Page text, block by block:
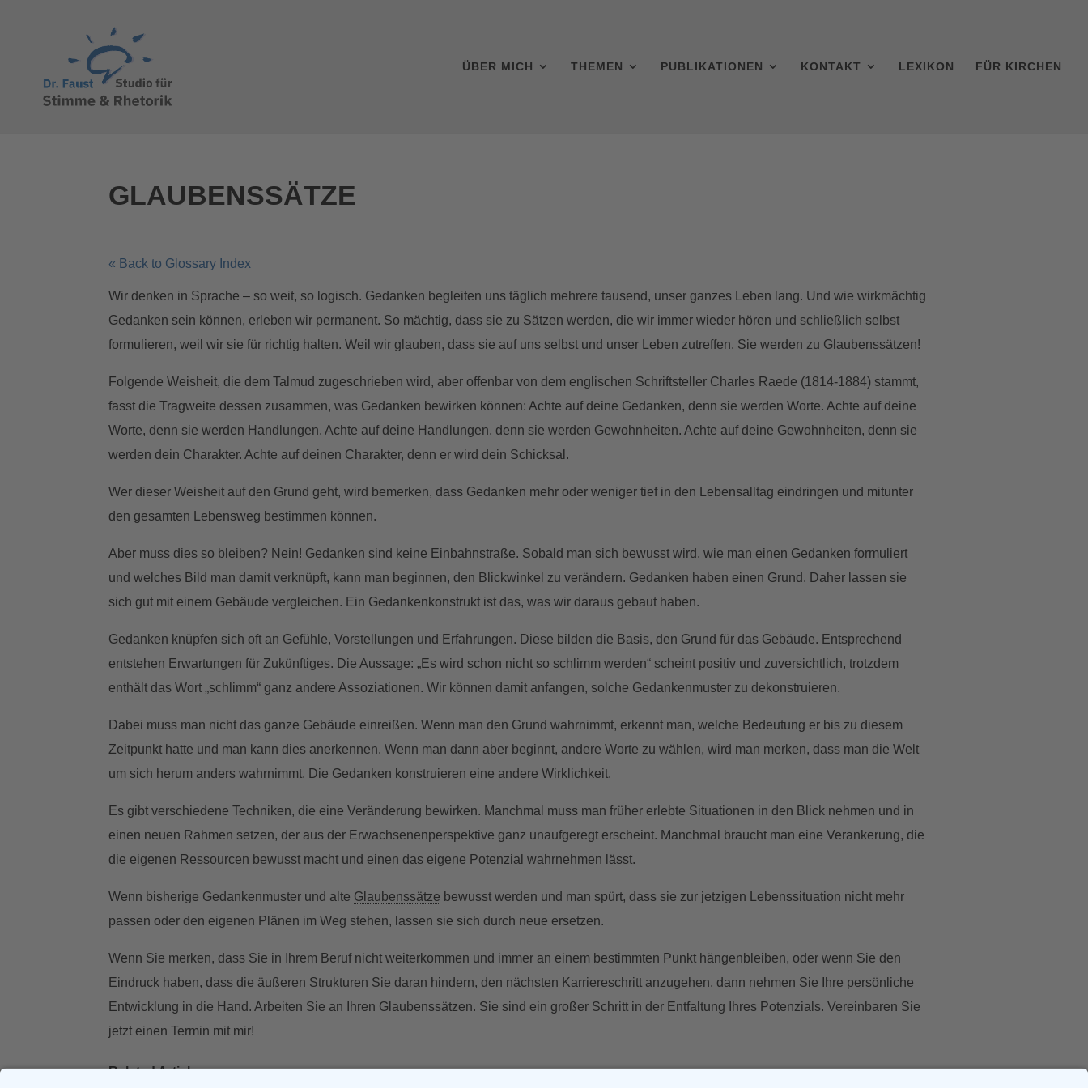
ÜBER MICH THEMEN PUBLIKATIONEN KONTAKT LEXIKON FÜR KIRCHEN
GLAUBENSSÄTZE
« Back to Glossary Index
Wir denken in Sprache – so weit, so logisch. Gedanken begleiten uns täglich mehrere tausend, unser ganzes Leben lang. Und wie wirkmächtig
Gedanken sein können, erleben wir permanent. So mächtig, dass sie zu Sätzen werden, die wir immer wieder hören und schließlich selbst
formulieren, weil wir sie für richtig halten. Weil wir glauben, dass sie auf uns selbst und unser Leben zutreffen. Sie werden zu Glaubenssätzen!
Folgende Weisheit, die dem Talmud zugeschrieben wird, aber offenbar von dem englischen Schriftsteller Charles Raede (1814-1884) stammt,
fasst die Tragweite dessen zusammen, was Gedanken bewirken können: Achte auf deine Gedanken, denn sie werden Worte. Achte auf deine
Worte, denn sie werden Handlungen. Achte auf deine Handlungen, denn sie werden Gewohnheiten. Achte auf deine Gewohnheiten, denn sie
werden dein Charakter. Achte auf deinen Charakter, denn er wird dein Schicksal.
Wer dieser Weisheit auf den Grund geht, wird bemerken, dass Gedanken mehr oder weniger tief in den Lebensalltag eindringen und mitunter
den gesamten Lebensweg bestimmen können.
Aber muss dies so bleiben? Nein! Gedanken sind keine Einbahnstraße. Sobald man sich bewusst wird, wie man einen Gedanken formuliert
und welches Bild man damit verknüpft, kann man beginnen, den Blickwinkel zu verändern. Gedanken haben einen Grund. Daher lassen sie
sich gut mit einem Gebäude vergleichen. Ein Gedankenkonstrukt ist das, was wir daraus gebaut haben.
Gedanken knüpfen sich oft an Gefühle, Vorstellungen und Erfahrungen. Diese bilden die Basis, den Grund für das Gebäude. Entsprechend
entstehen Erwartungen für Zukünftiges. Die Aussage: „Es wird schon nicht so schlimm werden“ scheint positiv und zuversichtlich, trotzdem
enthält das Wort „schlimm“ ganz andere Assoziationen. Wir können damit anfangen, solche Gedankenmuster zu dekonstruieren.
Dabei muss man nicht das ganze Gebäude einreißen. Wenn man den Grund wahrnimmt, erkennt man, welche Bedeutung er bis zu diesem
Zeitpunkt hatte und man kann dies anerkennen. Wenn man dann aber beginnt, andere Worte zu wählen, wird man merken, dass man die Welt
um sich herum anders wahrnimmt. Die Gedanken konstruieren eine andere Wirklichkeit.
Es gibt verschiedene Techniken, die eine Veränderung bewirken. Manchmal muss man früher erlebte Situationen in den Blick nehmen und in
einen neuen Rahmen setzen, der aus der Erwachsenenperspektive ganz unaufgeregt erscheint. Manchmal braucht man eine Verankerung, die
die eigenen Ressourcen bewusst macht und einen das eigene Potenzial wahrnehmen lässt.
Wenn bisherige Gedankenmuster und alte Glaubenssätze bewusst werden und man spürt, dass sie zur jetzigen Lebenssituation nicht mehr
passen oder den eigenen Plänen im Weg stehen, lassen sie sich durch neue ersetzen.
Wenn Sie merken, dass Sie in Ihrem Beruf nicht weiterkommen und immer an einem bestimmten Punkt hängenbleiben, oder wenn Sie den
Eindruck haben, dass die äußeren Strukturen Sie daran hindern, den nächsten Karriereschritt anzugehen, dann nehmen Sie Ihre persönliche
Entwicklung in die Hand. Arbeiten Sie an Ihren Glaubenssätzen. Sie sind ein großer Schritt in der Entfaltung Ihres Potenzials. Vereinbaren Sie
jetzt einen Termin mit mir!
Related Articles: